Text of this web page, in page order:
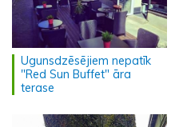
Ugunsdzēsējiem nepatīk
"Red Sun Buffet" āra
terase